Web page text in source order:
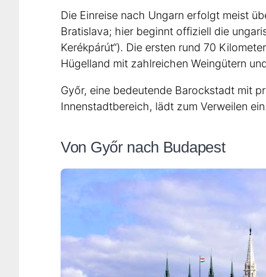
Die Einreise nach Ungarn erfolgt meist
Bratislava; hier beginnt offiziell die
Kerékpárút“). Die ersten rund 70
Hügelland mit zahlreichen Weingütern
Győr, eine bedeutende Barockstadt mit
Innenstadtbereich, lädt zum Verweilen ein.
Von Győr nach Budapest